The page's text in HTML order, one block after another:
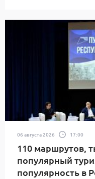
06 августа 2026 17:00
110 маршрутов,
популярный
популярность в